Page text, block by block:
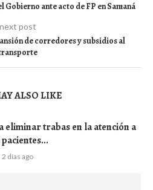
ante acto de FP en Samaná
next post
de corredores y subsidios al
ALSO LIKE
trabas en la atención a
2 días ago